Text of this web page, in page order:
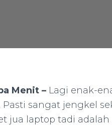
Menit – Lagi enak-
sangat jengkel
jua laptop tadi